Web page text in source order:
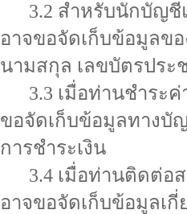
3.2 สำหรับนักบัญชี
อาจขอจัดเก็บข้อมูลข
นามสกุล เลขบัตรประ
3.3 เมื่อท่านชำระค่
ขอจัดเก็บข้อมูลทางบั
การชำระเงิน
3.4 เมื่อท่านติดต่อ
อาจขอจัดเก็บข้อมูลเ